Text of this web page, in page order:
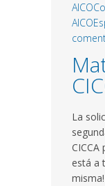
La
CICCA
está a